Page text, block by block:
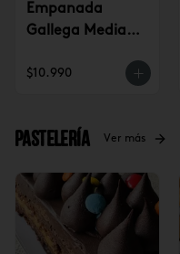
Empanada
Gallega Mediana
domingo)
$10.990
Pastelería Ver más